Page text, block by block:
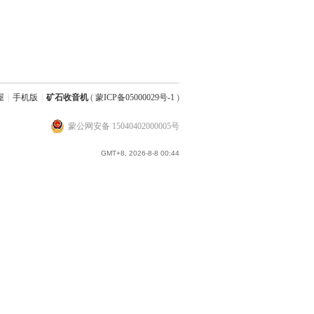
手机版 矿石收音机( 蒙ICP备05000029号-1 )
蒙公网安备 15040402000005号
GMT+8, 2026-8-8 00:44